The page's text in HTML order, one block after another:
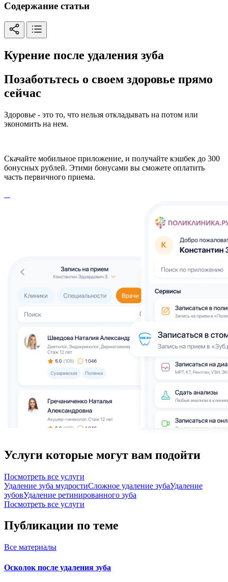
Содержание статьи
Курение после удаления зуба
Позаботьтесь о своем здоровье прямо
сейчас
Здоровье - это то, что нельзя откладывать на потом или
экономить на нем.
Скачайте мобильное приложение, и получайте кэшбек до 300
бонусных рублей. Этими бонусами вы сможете оплатить
часть первичного приема.
Услуги которые могут вам подойти
Посмотреть все услуги
Удаление зуба мудростиСложное удаление зубаУдаление
зубовУдаление ретинированного зуба
Посмотреть все услуги
Публикации по теме
Все материалы
Осколок после удаления зуба